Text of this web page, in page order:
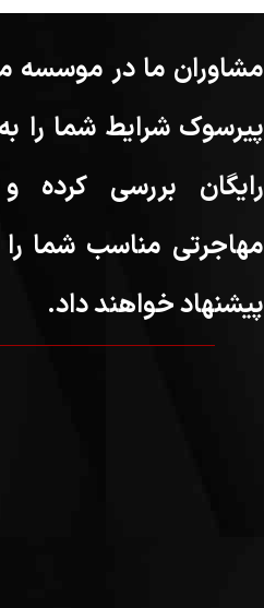
مشاوران ما در موسسه
پیرسوک شرایط شما را
رایگان بررسی کرده و
مهاجرتی مناسب شما
پیشنهاد خواهند داد.